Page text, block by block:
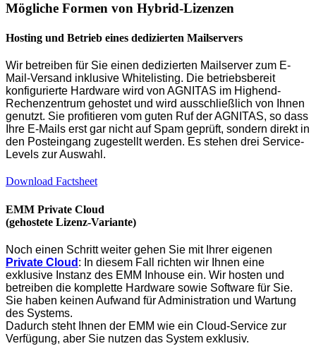
Mögliche Formen von Hybrid-Lizenzen
Hosting und Betrieb eines dedizierten Mailservers
Wir betreiben für Sie einen dedizierten Mailserver zum E-
Mail-Versand inklusive Whitelisting. Die betriebsbereit
konfigurierte Hardware wird von AGNITAS im Highend-
Rechenzentrum gehostet und wird ausschließlich von Ihnen
genutzt. Sie profitieren vom guten Ruf der AGNITAS, so dass
Ihre E-Mails erst gar nicht auf Spam geprüft, sondern direkt in
den Posteingang zugestellt werden. Es stehen drei Service-
Levels zur Auswahl.
Download Factsheet
EMM Private Cloud
(gehostete Lizenz-Variante)
Noch einen Schritt weiter gehen Sie mit Ihrer eigenen
Private Cloud : In diesem Fall richten wir Ihnen eine
exklusive Instanz des EMM Inhouse ein. Wir hosten und
betreiben die komplette Hardware sowie Software für Sie.
Sie haben keinen Aufwand für Administration und Wartung
des Systems.
Dadurch steht Ihnen der EMM wie ein Cloud-Service zur
Verfügung, aber Sie nutzen das System exklusiv.